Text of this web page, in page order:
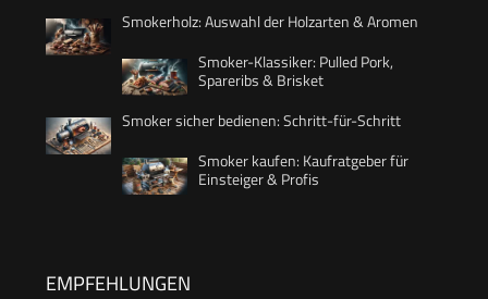
Smokerholz: Auswahl der Holzarten & Aromen
Smoker-Klassiker: Pulled Pork,
Spareribs & Brisket
Smoker sicher bedienen: Schritt-für-Schritt
Smoker kaufen: Kaufratgeber für
Einsteiger & Profis
EMPFEHLUNGEN